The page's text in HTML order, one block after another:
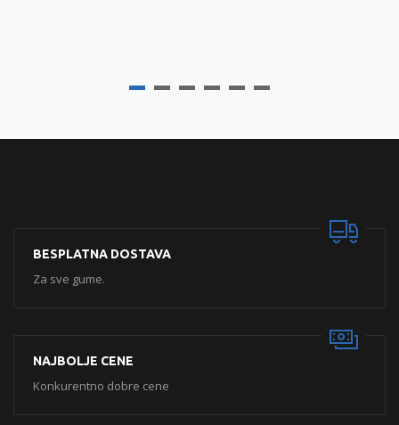
BESPLATNA DOSTAVA
Za sve gume.
NAJBOLJE CENE
Konkurentno dobre cene